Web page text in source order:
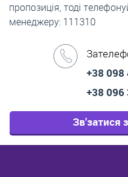
пропозиція, тоді
менеджеру: 111310
+38 098
+38 096
Зв'затися